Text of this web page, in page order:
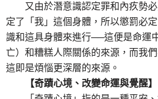
又由於潛意識認定罪和內疚勢必
定了「我」這個身體，所以懲罰必
識和這具身體來進行──這便是命運
亡）和糟糕人際關係的來源，而我
這即是煩惱更深層的來源。
【奇蹟心境、改變命運與覺醒】